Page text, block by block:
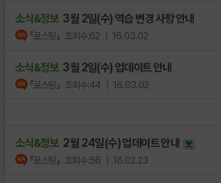
소식&정보 3월 2일(수) 역습 변경 사항 안내
『로스팅』 조회수:62 | 16.03.02
소식&정보 3월 2일(수) 업데이트 안내
『로스팅』 조회수:44 | 16.03.02
소식&정보 2월 24일(수) 업데이트 안내
『로스팅』 조회수:56 | 16.02.23